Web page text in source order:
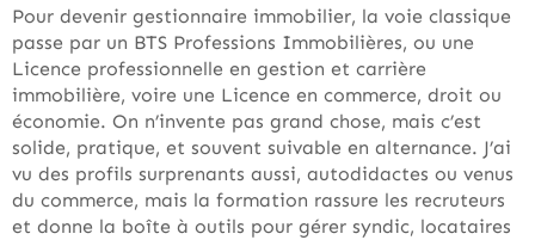
Pour devenir gestionnaire immobilier, la voie classique
passe par un BTS Professions Immobilières, ou une
Licence professionnelle en gestion et carrière
immobilière, voire une Licence en commerce, droit ou
économie. On n’invente pas grand chose, mais c’est
solide, pratique, et souvent suivable en alternance. J’ai
vu des profils surprenants aussi, autodidactes ou venus
du commerce, mais la formation rassure les recruteurs
et donne la boîte à outils pour gérer syndic, locataires